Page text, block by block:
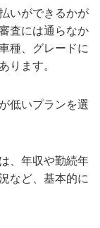
いができるかが
査には通らなか
種、グレードに
ります。
低いプランを選
、年収や勤続年
など、基本的に